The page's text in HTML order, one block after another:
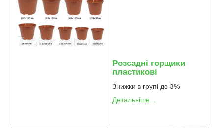
Розсадні горщики
пластикові
Знижки в групі до 3%
Детальніше...